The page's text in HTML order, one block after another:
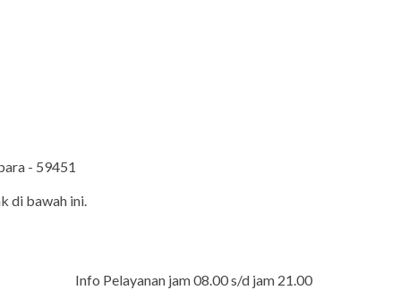
- 59451
di bawah ini.
Info Pelayanan jam 08.00 s/d jam 21.00